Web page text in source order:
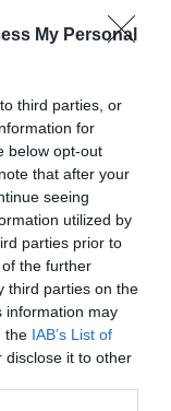
My Personal
third parties, or
for
below opt-out
that after your
seeing
utilized by
parties prior to
the further
third parties on the
information may
the IAB’s List of
disclose it to other
de mandat:
la Roma
sunt:
de Malta–
Prezidențial
din februarie
al României